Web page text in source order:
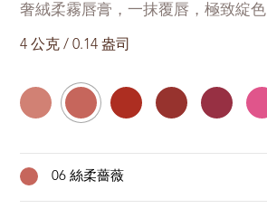
奢絨柔霧唇膏，一抹覆唇，極致綻色
4 公克 / 0.14 盎司
06 絲柔薔薇